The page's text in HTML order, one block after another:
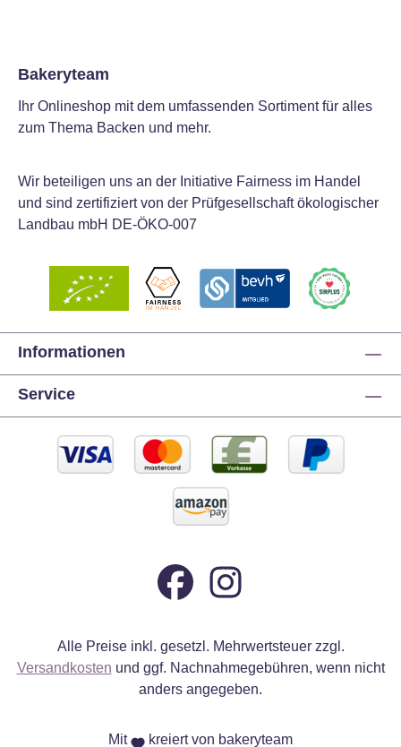
Bakeryteam
Ihr Onlineshop mit dem umfassenden Sortiment für alles
zum Thema Backen und mehr.
Wir beteiligen uns an der Initiative Fairness im Handel
und sind zertifiziert von der Prüfgesellschaft ökologischer
Landbau mbH DE-ÖKO-007
Informationen
Service
Alle Preise inkl. gesetzl. Mehrwertsteuer zzgl.
Versandkosten und ggf. Nachnahmegebühren, wenn nicht
anders angegeben.
Mit kreiert von bakeryteam